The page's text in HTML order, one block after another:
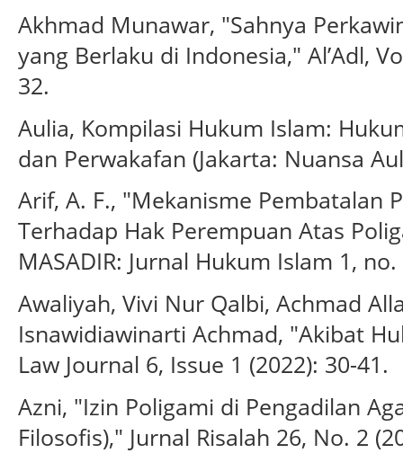
Akhmad Munawar, "Sahnya
yang Berlaku di Indonesia," Al’Adl,
32.
Aulia, Kompilasi Hukum Islam:
dan Perwakafan (Jakarta: Nuansa
Arif, A. F., "Mekanisme Pembatalan
Terhadap Hak Perempuan Atas
MASADIR: Jurnal Hukum Islam 1,
Awaliyah, Vivi Nur Qalbi, Achmad
Isnawidiawinarti Achmad, "Akibat
Law Journal 6, Issue 1 (2022): 30-41.
Azni, "Izin Poligami di Pengadilan
Filosofis)," Jurnal Risalah 26, No. 2